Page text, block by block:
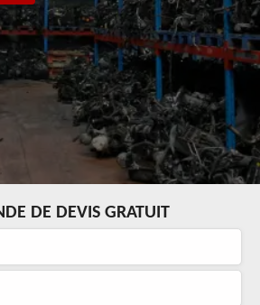
DE DEVIS GRATUIT